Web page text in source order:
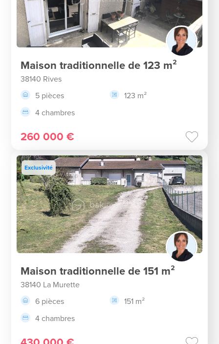
Maison traditionnelle de 123 m²
38140 Rives
5 pièces
123 m²
4 chambres
260 000 €
Exclusivité
Maison traditionnelle de 151 m²
38140 La Murette
6 pièces
151 m²
4 chambres